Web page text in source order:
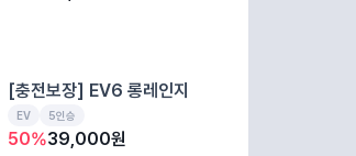
[충전보장] EV6 롱레인지
EV 5인승
50%39,000원